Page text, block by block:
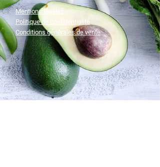
Mentions légales
Politique de confidentialité
Conditions générales de vente